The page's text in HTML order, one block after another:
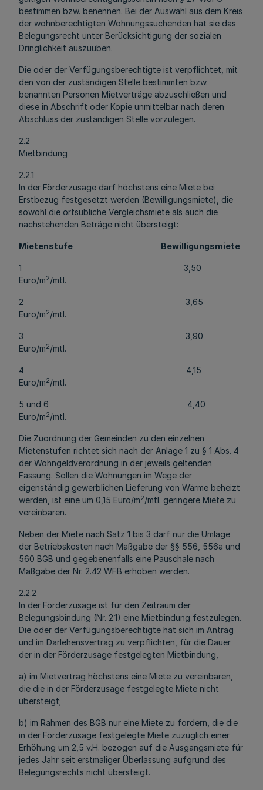
bestimmen bzw. benennen. Bei der Auswahl aus dem Kreis
der wohnberechtigten Wohnungssuchenden hat sie das
Belegungsrecht unter Berücksichtigung der sozialen
Dringlichkeit auszuüben.
Die oder der Verfügungsberechtigte ist verpflichtet, mit
den von der zuständigen Stelle bestimmten bzw.
benannten Personen Mietverträge abzuschließen und
diese in Abschrift oder Kopie unmittelbar nach deren
Abschluss der zuständigen Stelle vorzulegen.
2.2
Mietbindung
2.2.1
In der Förderzusage darf höchstens eine Miete bei
Erstbezug festgesetzt werden (Bewilligungsmiete), die
sowohl die ortsübliche Vergleichsmiete als auch die
nachstehenden Beträge nicht übersteigt:
Mietenstufe Bewilligungsmiete
1 3,50
Euro/m2/mtl.
2 3,65
Euro/m2/mtl.
3 3,90
Euro/m2/mtl.
4 4,15
Euro/m2/mtl.
5 und 6 4,40
Euro/m2/mtl.
Die Zuordnung der Gemeinden zu den einzelnen
Mietenstufen richtet sich nach der Anlage 1 zu § 1 Abs. 4
der Wohngeldverordnung in der jeweils geltenden
Fassung. Sollen die Wohnungen im Wege der
eigenständig gewerblichen Lieferung von Wärme beheizt
werden, ist eine um 0,15 Euro/m2/mtl. geringere Miete zu
vereinbaren.
Neben der Miete nach Satz 1 bis 3 darf nur die Umlage
der Betriebskosten nach Maßgabe der §§ 556, 556a und
560 BGB und gegebenenfalls eine Pauschale nach
Maßgabe der Nr. 2.42 WFB erhoben werden.
2.2.2
In der Förderzusage ist für den Zeitraum der
Belegungsbindung (Nr. 2.1) eine Mietbindung festzulegen.
Die oder der Verfügungsberechtigte hat sich im Antrag
und im Darlehensvertrag zu verpflichten, für die Dauer
der in der Förderzusage festgelegten Mietbindung,
a) im Mietvertrag höchstens eine Miete zu vereinbaren,
die die in der Förderzusage festgelegte Miete nicht
übersteigt;
b) im Rahmen des BGB nur eine Miete zu fordern, die die
in der Förderzusage festgelegte Miete zuzüglich einer
Erhöhung um 2,5 v.H. bezogen auf die Ausgangsmiete für
jedes Jahr seit erstmaliger Überlassung aufgrund des
Belegungsrechts nicht übersteigt.